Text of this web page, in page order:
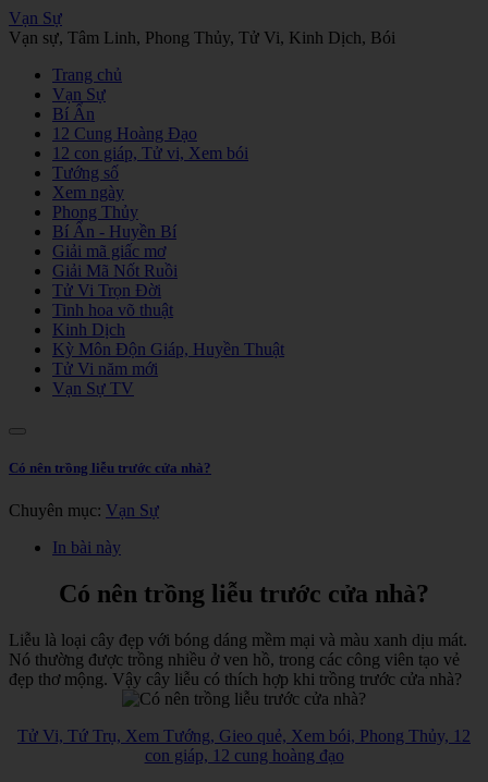
Vạn Sự
Vạn sự, Tâm Linh, Phong Thủy, Tử Vi, Kinh Dịch, Bói
Trang chủ
Vạn Sự
Bí Ẩn
12 Cung Hoàng Đạo
12 con giáp, Tử vi, Xem bói
Tướng số
Xem ngày
Phong Thủy
Bí Ẩn - Huyền Bí
Giải mã giấc mơ
Giải Mã Nốt Ruồi
Tử Vi Trọn Đời
Tinh hoa võ thuật
Kinh Dịch
Kỳ Môn Độn Giáp, Huyền Thuật
Tử Vi năm mới
Vạn Sự TV
Có nên trồng liễu trước cửa nhà?
Chuyên mục: Vạn Sự
In bài này
Có nên trồng liễu trước cửa nhà?
Liễu là loại cây đẹp với bóng dáng mềm mại và màu xanh dịu mát.
Nó thường được trồng nhiều ở ven hồ, trong các công viên tạo vẻ
đẹp thơ mộng. Vậy cây liễu có thích hợp khi trồng trước cửa nhà?
Tử Vi, Tứ Trụ, Xem Tướng, Gieo quẻ, Xem bói, Phong Thủy, 12
con giáp, 12 cung hoàng đạo